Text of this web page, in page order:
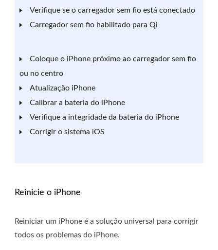
Verifique se o carregador sem fio está conectado
Carregador sem fio habilitado para Qi
Coloque o iPhone próximo ao carregador sem fio
ou no centro
Atualização iPhone
Calibrar a bateria do iPhone
Verifique a integridade da bateria do iPhone
Corrigir o sistema iOS
Reinicie o iPhone
Reiniciar um iPhone é a solução universal para corrigir
todos os problemas do iPhone.